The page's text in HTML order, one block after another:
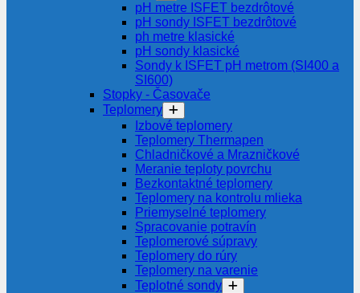
pH metre ISFET bezdrôtové
pH sondy ISFET bezdrôtové
ph metre klasické
pH sondy klasické
Sondy k ISFET pH metrom (SI400 a
SI600)
Stopky - Časovače
Teplomery
Izbové teplomery
Teplomery Thermapen
Chladničkové a Mrazničkové
Meranie teploty povrchu
Bezkontaktné teplomery
Teplomery na kontrolu mlieka
Priemyselné teplomery
Spracovanie potravín
Teplomerové súpravy
Teplomery do rúry
Teplomery na varenie
Teplotné sondy